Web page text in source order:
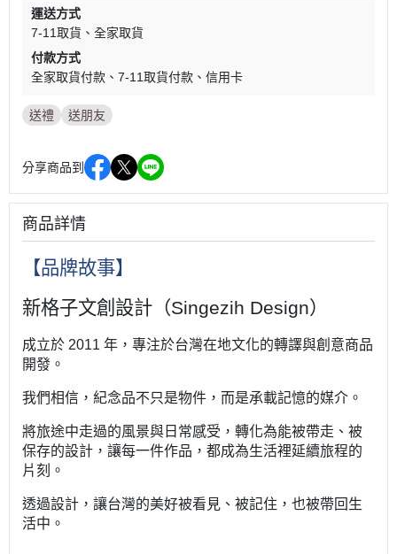
運送方式
7-11取貨
全家取貨
付款方式
全家取貨付款
7-11取貨付款 信用卡
送禮 送朋友
分享商品到
商品詳情
【品牌故事】
新格子文創設計（Singezih Design）
成立於 2011 年，專注於台灣在地文化的轉譯與創意商品
開發。
我們相信，紀念品不只是物件，而是承載記憶的媒介。
將旅途中走過的風景與日常感受，轉化為能被帶走、被
保存的設計， 讓每一件作品，都成為生活裡延續旅程的
片刻。
透過設計，讓台灣的美好被看見、被記住，也被帶回生
活中。